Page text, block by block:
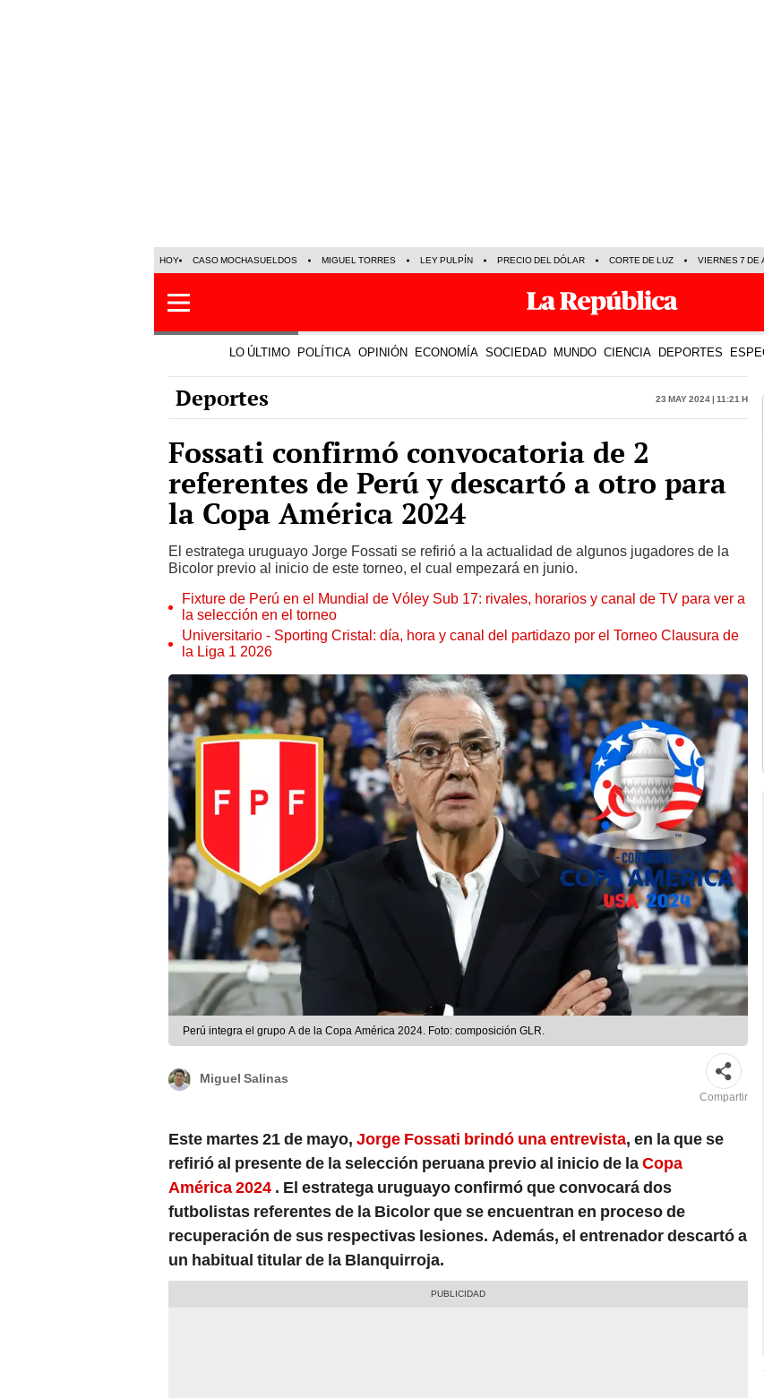
LO ÚLTIMO POLÍTICA OPINIÓN ECONOMÍA SOCIEDAD MUNDO CIENCIA DEPORTES
Deportes 23 May 2024 | 11:21 h
Fossati confirmó convocatoria de 2
referentes de Perú y descartó a otro para
la Copa América 2024
El estratega uruguayo Jorge Fossati se refirió a la actualidad de algunos jugadores de la
Bicolor previo al inicio de este torneo, el cual empezará en junio.
Fixture de Perú en el Mundial de Vóley Sub 17: rivales, horarios y canal de TV para ver a
la selección en el torneo
Universitario - Sporting Cristal: día, hora y canal del partidazo por el Torneo Clausura de
la Liga 1 2026
Perú integra el grupo A de la Copa América 2024. Foto: composición GLR.
Compartir
refirió al presente de la selección peruana previo al inicio de laCopa
América 2024. El estratega uruguayo confirmó que convocará dos
futbolistas referentes de la Bicolor que se encuentran en proceso de
recuperación de sus respectivas lesiones. Además, el entrenador descartó a
un habitual titular de la Blanquirroja.